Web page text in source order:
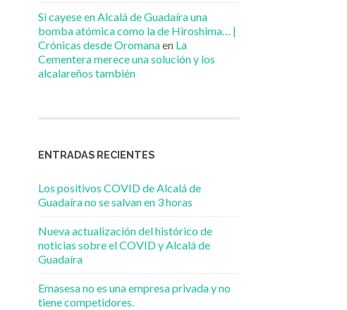
Si cayese en Alcalá de Guadaíra una
bomba atómica como la de Hiroshima… |
Crónicas desde Oromanaen La
Cementera merece una solución y los
alcalareños también
ENTRADAS RECIENTES
Los positivos COVID de Alcalá de
Guadaíra no se salvan en 3 horas
Nueva actualización del histórico de
noticias sobre el COVID y Alcalá de
Guadaíra
Emasesa no es una empresa privada y no
tiene competidores.